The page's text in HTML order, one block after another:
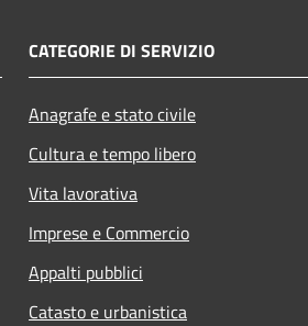
CATEGORIE DI SERVIZIO
Anagrafe e stato civile
Cultura e tempo libero
Vita lavorativa
Imprese e Commercio
Appalti pubblici
Catasto e urbanistica